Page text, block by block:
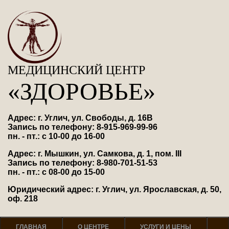
МЕДИЦИНСКИЙ ЦЕНТР
«ЗДОРОВЬЕ»
Адрес: г. Углич, ул. Свободы, д. 16В
Запись по телефону: 8-915-969-99-96
пн. - пт.: с 10-00 до 16-00
Адрес: г. Мышкин, ул. Самкова, д. 1, пом. III
Запись по телефону: 8-980-701-51-53
пн. - пт.: с 08-00 до 15-00
Юридический адрес: г. Углич, ул. Ярославская, д. 50,
оф. 218
ГЛАВНАЯ О ЦЕНТРЕ УСЛУГИ И ЦЕНЫ